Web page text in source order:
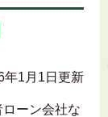
年1月1日更新
ーン会社な